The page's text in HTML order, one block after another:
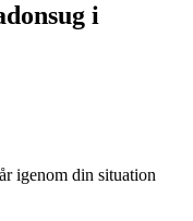
i
igenom din situation